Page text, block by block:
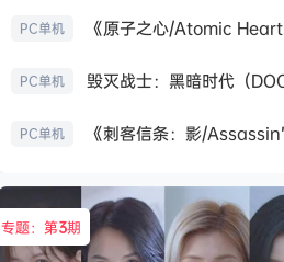
PC单机 《原子之心/Atomic
PC单机
PC单机
专题：第3期